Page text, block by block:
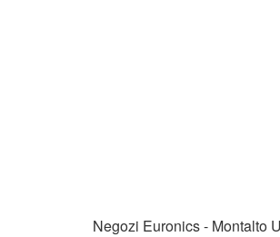
Negozi Euronics - Montalto